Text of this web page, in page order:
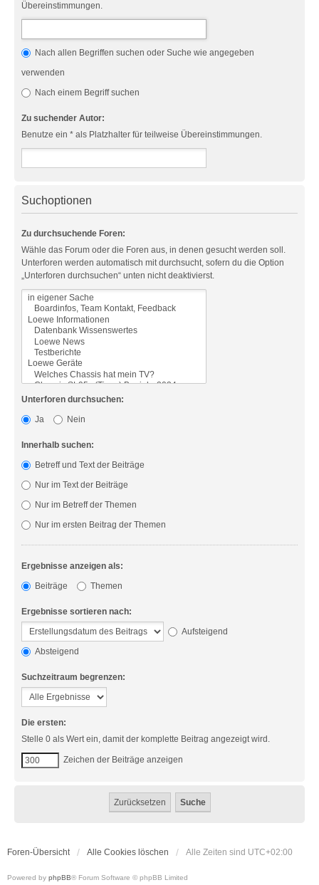
Übereinstimmungen.
Nach allen Begriffen suchen oder Suche wie angegeben
verwenden
Nach einem Begriff suchen
Zu suchender Autor:
Benutze ein * als Platzhalter für teilweise Übereinstimmungen.
Suchoptionen
Zu durchsuchende Foren:
Wähle das Forum oder die Foren aus, in denen gesucht werden soll.
Unterforen werden automatisch mit durchsucht, sofern du die Option
„Unterforen durchsuchen“ unten nicht deaktivierst.
Unterforen durchsuchen:
Ja
Nein
Innerhalb suchen:
Betreff und Text der Beiträge
Nur im Text der Beiträge
Nur im Betreff der Themen
Nur im ersten Beitrag der Themen
Ergebnisse anzeigen als:
Beiträge
Themen
Ergebnisse sortieren nach:
Aufsteigend
Absteigend
Suchzeitraum begrenzen:
Die ersten:
Stelle 0 als Wert ein, damit der komplette Beitrag angezeigt wird.
Zeichen der Beiträge anzeigen
Foren-Übersicht Alle Cookies löschen Alle Zeiten sind UTC+02:00
Powered by phpBB® Forum Software © phpBB Limited